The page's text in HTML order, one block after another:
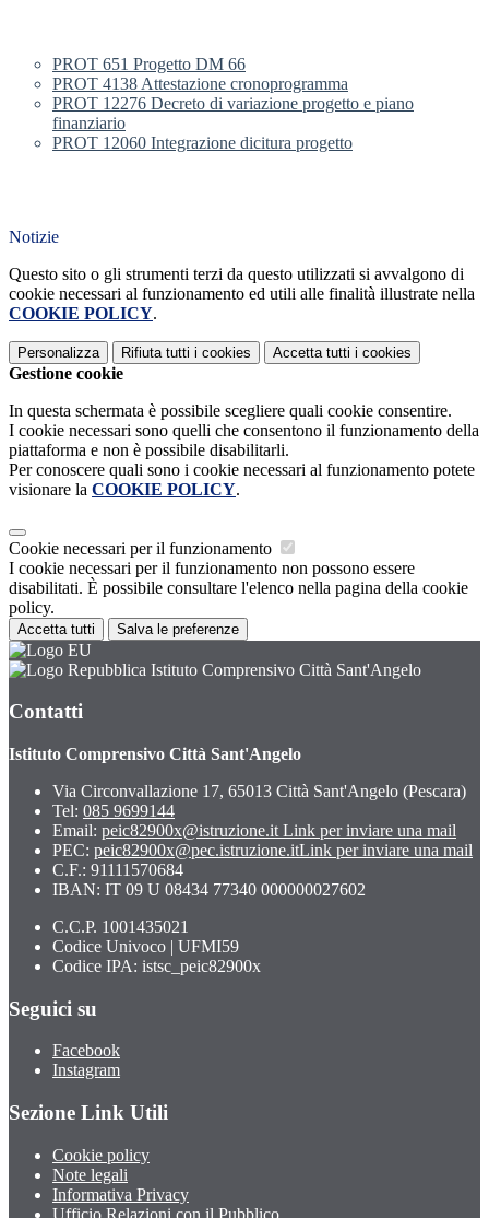
PROT 651 Progetto DM 66
PROT 4138 Attestazione cronoprogramma
PROT 12276 Decreto di variazione progetto e piano
finanziario
PROT 12060 Integrazione dicitura progetto
Notizie
Questo sito o gli strumenti terzi da questo utilizzati si avvalgono di
cookie necessari al funzionamento ed utili alle finalità illustrate nella
COOKIE POLICY.
Personalizza Rifiuta tutti i cookies Accetta tutti i cookies
Gestione cookie
In questa schermata è possibile scegliere quali cookie consentire.
I cookie necessari sono quelli che consentono il funzionamento della
piattaforma e non è possibile disabilitarli.
Per conoscere quali sono i cookie necessari al funzionamento potete
visionare la COOKIE POLICY.
Cookie necessari per il funzionamento
I cookie necessari per il funzionamento non possono essere
disabilitati. È possibile consultare l'elenco nella pagina della cookie
policy.
Accetta tutti Salva le preferenze
Istituto Comprensivo Città Sant'Angelo
Contatti
Istituto Comprensivo Città Sant'Angelo
Via Circonvallazione 17, 65013 Città Sant'Angelo (Pescara)
Tel: 085 9699144
Email: peic82900x@istruzione.it Link per inviare una mail
PEC: peic82900x@pec.istruzione.itLink per inviare una mail
C.F.: 91111570684
IBAN: IT 09 U 08434 77340 000000027602
C.C.P. 1001435021
Codice Univoco | UFMI59
Codice IPA: istsc_peic82900x
Seguici su
Facebook
Instagram
Sezione Link Utili
Cookie policy
Note legali
Informativa Privacy
Ufficio Relazioni con il Pubblico